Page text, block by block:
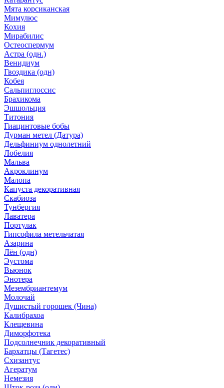
Мята корсиканская
Мимулюс
Кохия
Мирабилис
Остеоспермум
Астра (одн.)
Венидиум
Гвоздика (одн)
Кобея
Сальпиглоссис
Брахикома
Эшшольция
Титония
Гиацинтовые бобы
Дурман метел (Датура)
Дельфиниум однолетний
Лобелия
Мальва
Акроклинум
Малопа
Капуста декоративная
Скабиоза
Тунбергия
Лаватера
Портулак
Гипсофила метельчатая
Азарина
Лён (одн)
Эустома
Вьюнок
Энотера
Мезембриантемум
Молочай
Душистый горошек (Чина)
Калибрахоа
Клещевина
Диморфотека
Подсолнечник декоративный
Бархатцы (Тагетес)
Схизантус
Агератум
Немезия